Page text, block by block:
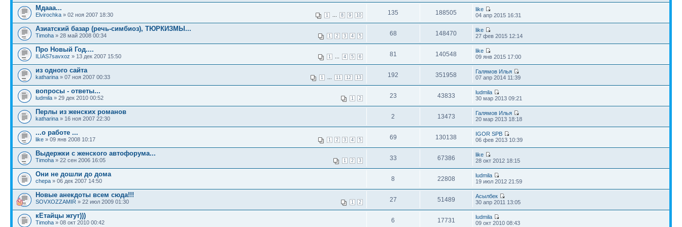
Мдааа...
1 8 9 10
Elvirochka » 02 ноя 2007 18:30 135 188505
like
04 апр 2015 16:31
Азиатский базар (речь-симбиоз), ТЮРКИЗМЫ...
1 2 3 4 5
Timoha » 28 май 2008 00:34 68 148470
like
27 фев 2015 12:14
Про Новый Год....
1 4 5 6
ILIAS7savxoz » 13 дек 2007 15:50 81 140548
like
09 янв 2015 17:00
из одного сайта
1 11 12 13
katharina » 07 ноя 2007 00:33 192 351958
Галямов Илья
07 апр 2014 11:39
вопросы - ответы...
1 2
ludmila » 29 дек 2010 00:52 23 43833
ludmila
30 мар 2013 09:21
Перлы из женских романов
katharina » 16 ноя 2007 22:30 2 13473
Галямов Илья
20 мар 2013 18:18
...o работе ...
1 2 3 4 5
like » 09 янв 2008 10:17 69 130138
IGOR SPB
06 фев 2013 10:39
Выдержки с женского автофорума...
1 2 3
Timoha » 22 сен 2006 16:05 33 67386
like
28 окт 2012 18:15
Они не дошли до дома
chepa » 06 дек 2007 14:50 8 22808
ludmila
19 июл 2012 21:59
Новые анекдоты всем сюда!!!
1 2
SOVXOZZAMIR » 22 июл 2009 01:30 27 51489
Асылбек
30 апр 2011 13:05
кЕтайцы жгут)))
Timoha » 08 окт 2010 00:42 6 17731
ludmila
09 окт 2010 08:43